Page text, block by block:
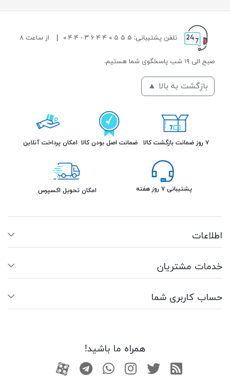
تلفن پشتیبانی: ۵ ۵ ۵ ۰ ۴ ۴ ۶ ۳ - ۴ ۴ ۰ از ساعت ۸
صبح الی ۱۹ شب پاسخگوی شما هستیم.
بازگشت به بالا ▲
۷ روز ضمانت بازگشت کالا ضمانت اصل بودن کالا امکان پرداخت آنلاین
پشتیبانی ۷ روز هفته امکان تحویل اکسپرس
اطلاعات
خدمات مشتریان
حساب کاربری شما
همراه ما باشید!
RSS توییتراینستاگرام
واتساپتلگرامآپارات